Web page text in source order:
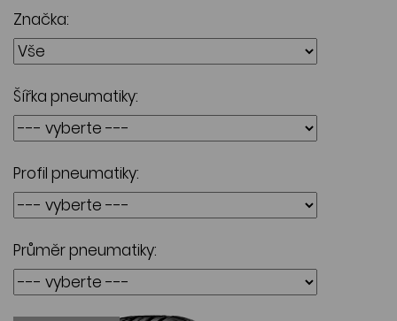
Značka:
Šířka pneumatiky:
Profil pneumatiky:
Průměr pneumatiky: